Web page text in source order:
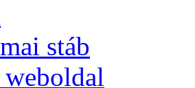
stáb